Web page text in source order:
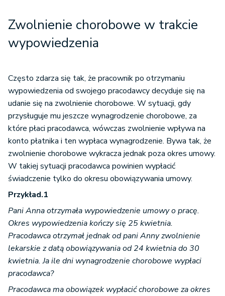
Zwolnienie chorobowe w trakcie
wypowiedzenia
Często zdarza się tak, że pracownik po otrzymaniu
wypowiedzenia od swojego pracodawcy decyduje się na
udanie się na zwolnienie chorobowe. W sytuacji, gdy
przysługuje mu jeszcze wynagrodzenie chorobowe, za
które płaci pracodawca, wówczas zwolnienie wpływa na
konto płatnika i ten wypłaca wynagrodzenie. Bywa tak, że
zwolnienie chorobowe wykracza jednak poza okres umowy.
W takiej sytuacji pracodawca powinien wypłacić
świadczenie tylko do okresu obowiązywania umowy.
Przykład.1
Pani Anna otrzymała wypowiedzenie umowy o pracę.
Okres wypowiedzenia kończy się 25 kwietnia.
Pracodawca otrzymał jednak od pani Anny zwolnienie
lekarskie z datą obowiązywania od 24 kwietnia do 30
kwietnia. Ja ile dni wynagrodzenie chorobowe wypłaci
pracodawca?
Pracodawca ma obowiązek wypłacić chorobowe za okres